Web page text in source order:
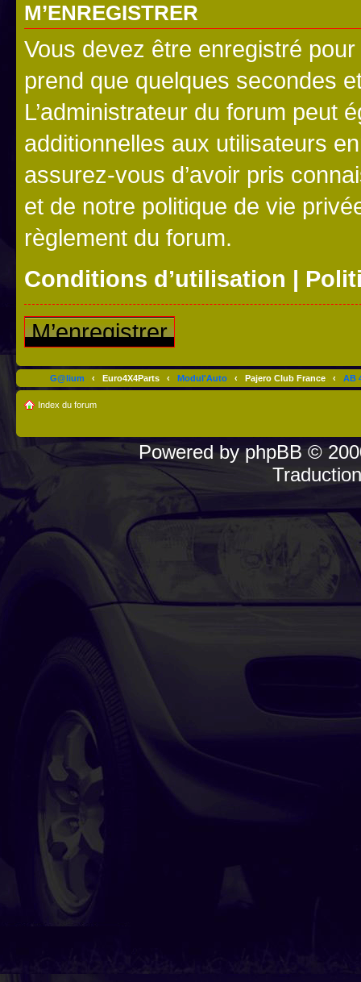
M’ENREGISTRER
Vous devez être enregistré
prend que quelques secondes
L’administrateur du forum peut
additionnelles aux utilisateurs
assurez-vous d’avoir pris
et de notre politique de vie
règlement du forum.
Conditions d’utilisation |
M’enregistrer
G@lium ‹ Euro4X4Parts ‹ Modul'Auto ‹ Pajero Club France ‹ AB
Index du forum
Powered byphpBB©